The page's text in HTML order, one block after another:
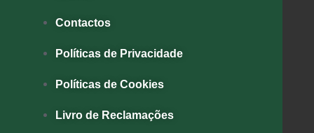
Contactos
Políticas de Privacidade
Políticas de Cookies
Livro de Reclamações